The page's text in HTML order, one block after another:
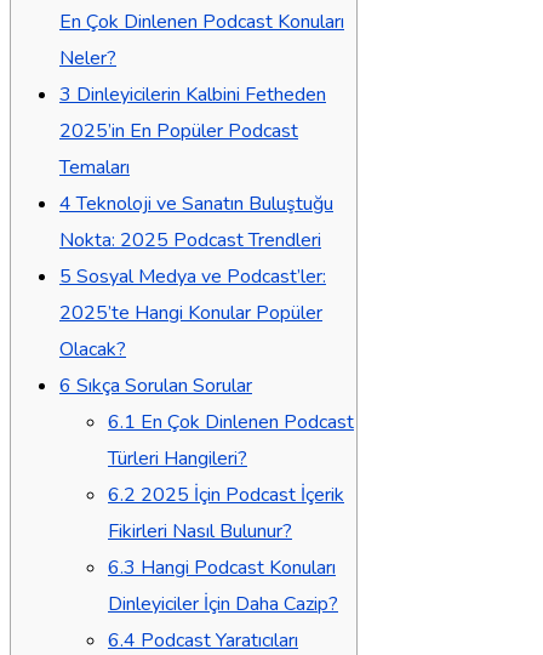
En Çok Dinlenen Podcast Konuları
Neler?
3 Dinleyicilerin Kalbini Fetheden
2025’in En Popüler Podcast
Temaları
4Teknoloji ve Sanatın Buluştuğu
Nokta: 2025 Podcast Trendleri
5 Sosyal Medya ve Podcast’ler:
2025’te Hangi Konular Popüler
Olacak?
6 Sıkça Sorulan Sorular
6.1 En Çok Dinlenen Podcast
Türleri Hangileri?
6.2 2025 İçin Podcast İçerik
Fikirleri Nasıl Bulunur?
6.3 Hangi Podcast Konuları
Dinleyiciler İçin Daha Cazip?
6.4 Podcast Yaratıcıları